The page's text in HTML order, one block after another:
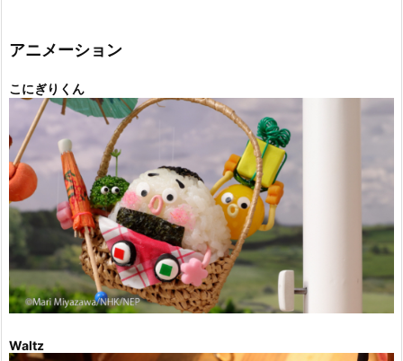
ー
アニメーション
こにぎりくん
Waltz